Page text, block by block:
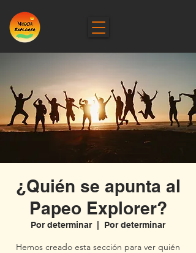
¿Quién se apunta al
Papeo Explorer?
Por determinar
  |
Por determinar
Hemos creado esta sección para ver quién